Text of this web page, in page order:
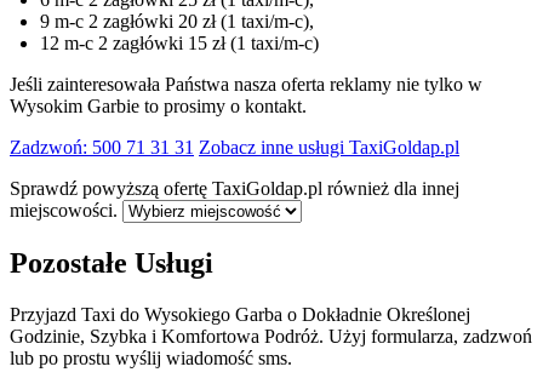
9 m-c 2 zagłówki 20 zł (1 taxi/m-c),
12 m-c 2 zagłówki 15 zł (1 taxi/m-c)
Jeśli zainteresowała Państwa nasza oferta reklamy nie tylko w
Wysokim Garbie to prosimy o kontakt.
Zadzwoń: 500 71 31 31 Zobacz inne usługi TaxiGoldap.pl
Sprawdź powyższą ofertę TaxiGoldap.pl również dla innej
miejscowości.
Pozostałe Usługi
Przyjazd Taxi do Wysokiego Garba o Dokładnie Określonej
Godzinie, Szybka i Komfortowa Podróż. Użyj formularza, zadzwoń
lub po prostu wyślij wiadomość sms.